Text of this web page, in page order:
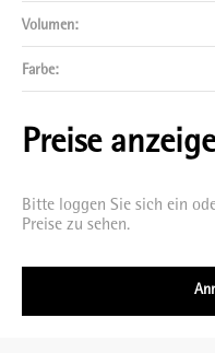
Volumen:
Farbe:
Preise
Bitte loggen Sie sich ein
Preise zu sehen.